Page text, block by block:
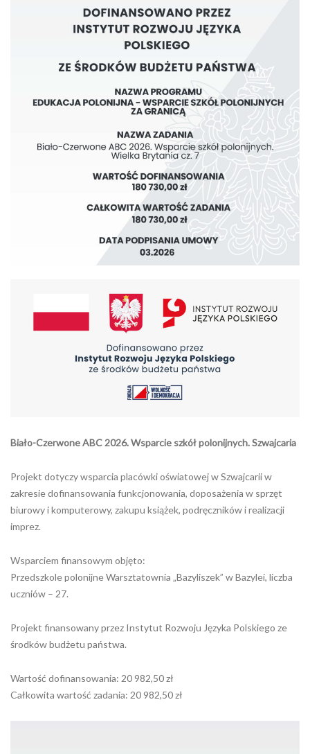
Biało-Czerwone ABC 2026. Wsparcie szkół polonijnych. Szwajcaria
Projekt dotyczy wsparcia placówki oświatowej w Szwajcarii w
zakresie dofinansowania funkcjonowania, doposażenia w sprzęt
biurowy i komputerowy, zakupu książek, podręczników i realizacji
imprez.
Wsparciem finansowym objęto:
Przedszkole polonijne Warsztatownia „Bazyliszek” w Bazylei, liczba
uczniów – 27.
Projekt finansowany przez Instytut Rozwoju Języka Polskiego ze
środków budżetu państwa.
Wartość dofinansowania: 20 982,50 zł
Całkowita wartość zadania: 20 982,50 zł